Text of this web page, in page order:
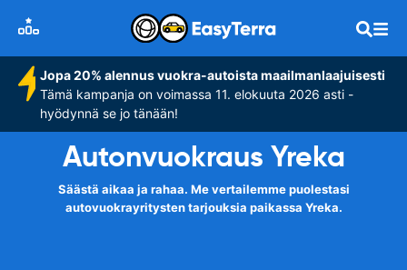
Jopa 20% alennus vuokra-autoista maailmanlaajuisesti
Tämä kampanja on voimassa 11. elokuuta 2026 asti -
hyödynnä se jo tänään!
Autonvuokraus Yreka
Säästä aikaa ja rahaa. Me vertailemme puolestasi
autovuokrayritysten tarjouksia paikassa Yreka.